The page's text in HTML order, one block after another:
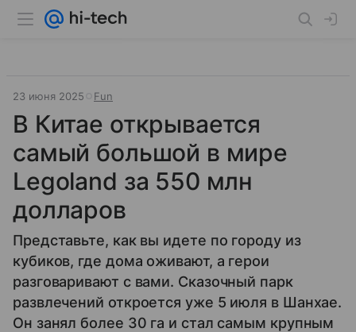
23 июня 2025 Fun
В Китае открывается
самый большой в мире
Legoland за 550 млн
долларов
Представьте, как вы идете по городу из
кубиков, где дома оживают, а герои
разговаривают с вами. Сказочный парк
развлечений откроется уже 5 июля в Шанхае.
Он занял более 30 га и стал самым крупным